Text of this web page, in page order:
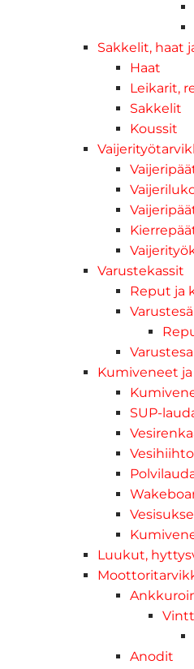
Sakkelit, haat
Haat
Leikarit,
Sakkelit
Koussit
Varustekassit
Reput ja
Kumiveneet
SUP-
Luukut,
Anodit